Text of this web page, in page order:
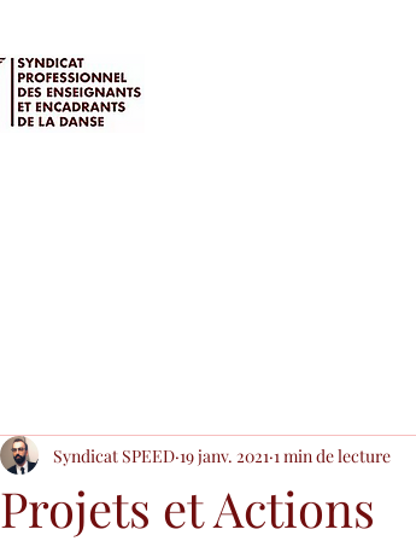
Projets et Actions
Syndicat SPEED 19 janv. 2021 1 min de lecture